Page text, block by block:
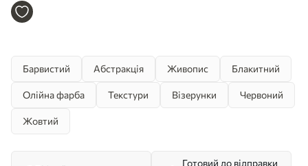
різнокольоровими фарбами Арт. s39612
Барвистий Абстракція Живопис Блакитний
Олійна фарба Текстури Візерунки Червоний
Жовтий
Готовий до відправки